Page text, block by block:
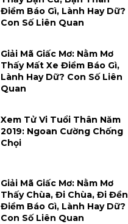
Điềm Báo Gì, Lành Hay Dữ?
Con Số Liên Quan
Giải Mã Giấc Mơ: Nằm Mơ
Thấy Mất Xe Điềm Báo Gì,
Lành Hay Dữ? Con Số Liên
Quan
Xem Tử Vi Tuổi Thân Năm
2019: Ngoan Cường Chống
Chọi
Giải Mã Giấc Mơ: Nằm Mơ
Thấy Chùa, Đi Chùa, Đi Đền
Điềm Báo Gì, Lành Hay Dữ?
Con Số Liên Quan